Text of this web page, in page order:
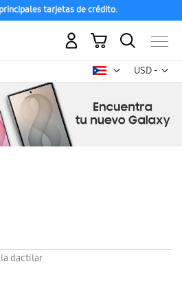
tarjetas de crédito.
USD -
dólar
Mi carrito
dactilar